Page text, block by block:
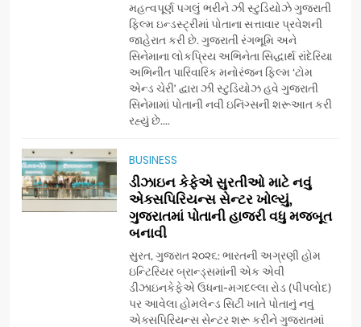
મહત્વપૂર્ણ પગલું ભરીને ઝી સ્ટુડિયોઝે ગુજરાતી
ફિલ્મ ઇન્ડસ્ટ્રીમાં પોતાના સત્તાવાર પ્રવેશની
જાહેરાત કરી છે. ગુજરાતી રંગભૂમિ અને
સિનેમાના લોકપ્રિય અભિનેતા સિદ્ધાર્થ રાંદેરિયા
અભિનીત પારિવારિક મનોરંજન ફિલ્મ ‘ટોમ
એન્ડ ચેરી’ દ્વારા ઝી સ્ટુડિયોઝ હવે ગુજરાતી
સિનેમામાં પોતાની નવી ઇનિંગ્સની શરૂઆત કરી
રહ્યું છે....
BUSINESS
ડીઝાઇન કેફેએ સુરતીઓ માટે નવું
એક્સપિરિયન્સ સેન્ટર ખોલ્યું,
ગુજરાતમાં પોતાની હાજરી વધુ મજબૂત
બનાવી
સુરત, ગુજરાત ૨૦૨૬: ભારતની અગ્રણી હોમ
ઇન્ટિરિયર બ્રાન્ડ્સમાંની એક એવી
ડીઝાઇનકેફેએ ઉધના-મગદલ્લા રોડ (પીપલોદ)
પર આવેલા હોમલેન્ડ સિટી ખાતે પોતાનું નવું
એક્સપિરિયન્સ સેન્ટર શરૂ કરીને ગુજરાતમાં
177 દેશો અને 52 લાખ દર્શકો:
ગુજરાતી OTT પ્લેટફોર્મ ‘જોજો’
(JOJO) નો વિશ્વભરમાં દબદબો
BUSINESS
અમદાવાદમાં યોજાયેલા ‘ઓકલ્ટ
ટેરોટ રીડર પુનિતજી લુલ્લા એ ટેરોટ
કાર્ડ રીડિંગ અંગે માહિતી આપી
AHMEDABAD
8
ગ્લોબલ એક્સેલન્સ ફોરમ દ્વારા
નેશનલ લીડરશિપ કોન્કલેવ તથા
ભારત સમ્માન ૨૦૨૬નો ભવ્ય અને
પ્રતિષ્ઠિત કાર્યક્રમ નવી દિલ્હીમાં
સફળતાપૂર્વક યોજાયો
BUSINESS